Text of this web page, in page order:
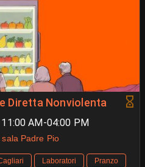
Diretta Nonviolenta
11:00 AM-04:00 PM
Padre Pio
Laboratori
Pranzo